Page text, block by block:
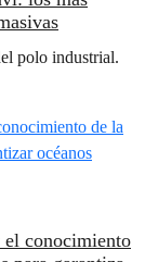
polo industrial.
conocimiento